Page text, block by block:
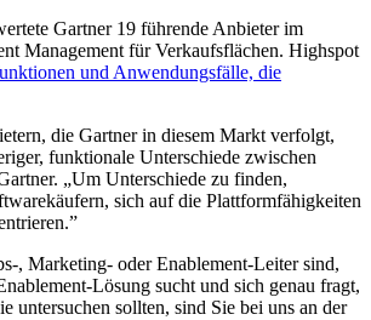
Gartner 19 führende Anbieter im
Management für Verkaufsflächen. Highspot
und Anwendungsfälle, die
die Gartner in diesem Markt verfolgt,
funktionale Unterschiede zwischen
„Um Unterschiede zu finden,
sich auf die Plattformfähigkeiten
, Marketing- oder Enablement-Leiter sind,
Lösung sucht und sich genau fragt,
untersuchen sollten, sind Sie bei uns an der